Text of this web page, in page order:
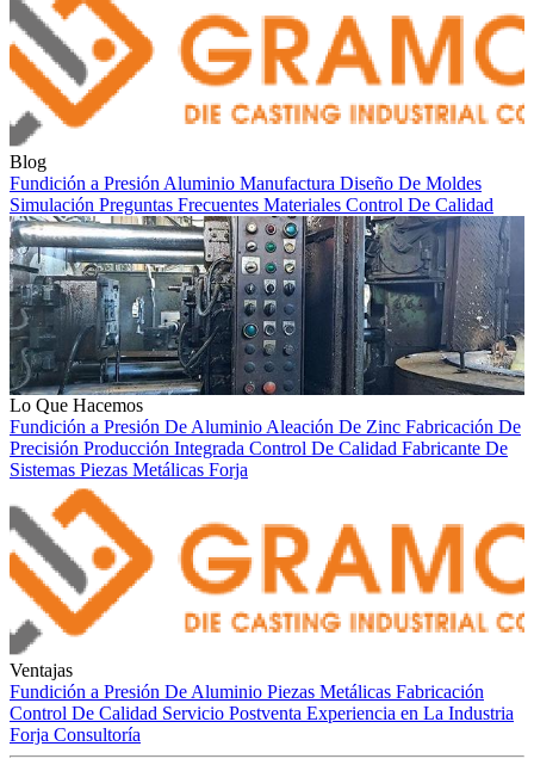
Blog
Fundición a Presión Aluminio Manufactura Diseño De Moldes
Simulación Preguntas Frecuentes Materiales Control De Calidad
Lo Que Hacemos
Fundición a Presión De Aluminio Aleación De Zinc Fabricación De
Precisión Producción Integrada Control De Calidad Fabricante De
Sistemas Piezas Metálicas Forja
Ventajas
Fundición a Presión De Aluminio Piezas Metálicas Fabricación
Control De Calidad Servicio Postventa Experiencia en La Industria
Forja Consultoría